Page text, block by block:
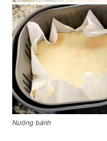
Nướng bánh